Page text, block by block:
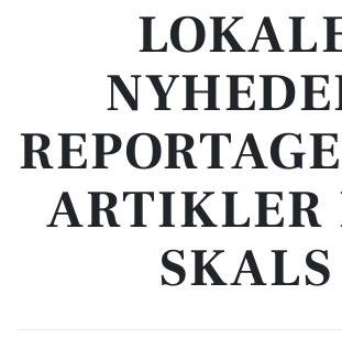
ARTIKLER
SKALS